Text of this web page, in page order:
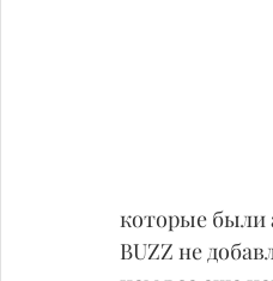
которые были
BUZZ не